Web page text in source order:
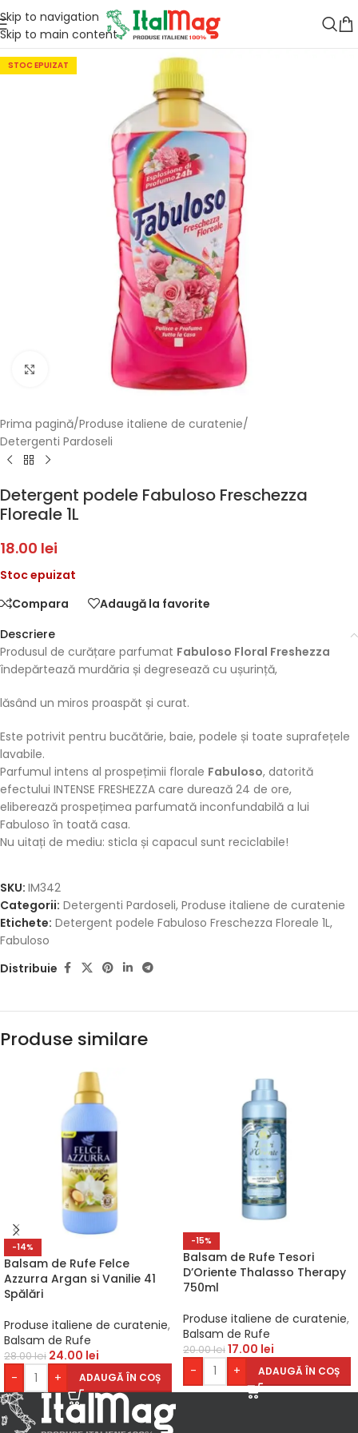
Skip to navigation
Skip to main content
STOC EPUIZAT
Faceți click pentru a mări
Prima pagină/Produse italiene de curatenie/
Detergenti Pardoseli
Detergent podele Fabuloso Freschezza
Floreale 1L
18.00 lei
Stoc epuizat
Compara
Adaugă la favorite
Descriere
Produsul de curățare parfumat Fabuloso Floral Freshezza
îndepărtează murdăria și degresează cu ușurință,
lăsând un miros proaspăt și curat.
Este potrivit pentru bucătărie, baie, podele și toate suprafețele
lavabile.
Parfumul intens al prospețimii florale Fabuloso, datorită
efectului INTENSE FRESHEZZA care durează 24 de ore,
eliberează prospețimea parfumată inconfundabilă a lui
Fabuloso în toată casa.
Nu uitați de mediu: sticla și capacul sunt reciclabile!
SKU: IM342
Categorii: Detergenti Pardoseli, Produse italiene de curatenie
Etichete: Detergent podele Fabuloso Freschezza Floreale 1L,
Fabuloso
Distribuie
Produse similare
-14%
Balsam de Rufe Felce
Azzurra Argan si Vanilie 41
Spălări
Produse italiene de curatenie,
Balsam de Rufe
28.00lei 24.00 lei
-
+ ADAUGĂ ÎN COȘ
-15%
Balsam de Rufe Tesori
D’Oriente Thalasso Therapy
750ml
Produse italiene de curatenie,
Balsam de Rufe
20.00lei17.00 lei
-
+ ADAUGĂ ÎN COȘ